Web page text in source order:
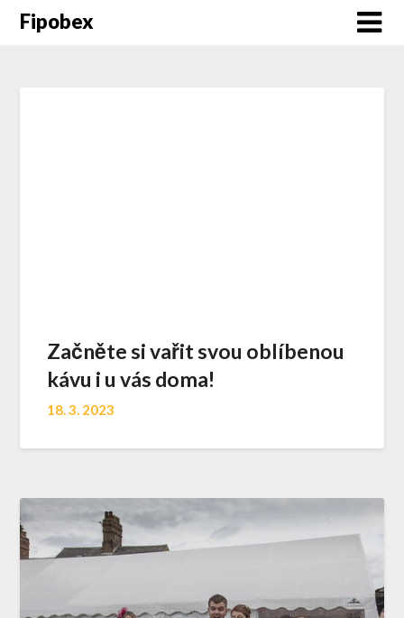
Fipobex
Začněte si vařit svou oblíbenou
kávu i u vás doma!
18. 3. 2023